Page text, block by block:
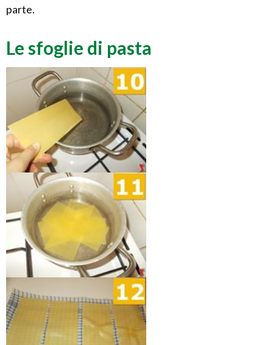
parte.
Le sfoglie di pasta